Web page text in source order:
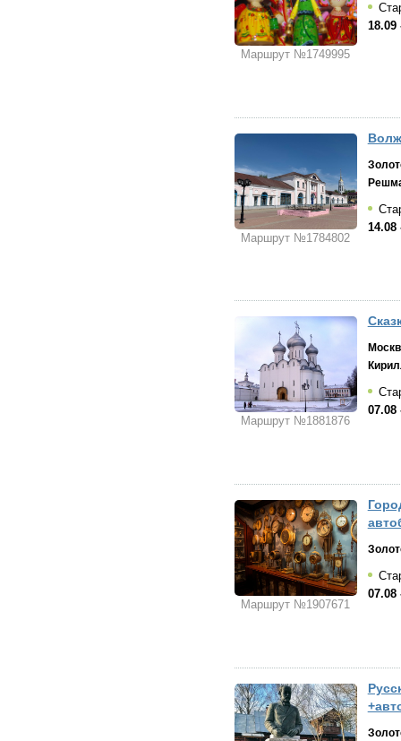
Маршрут №1749995
18.09
Маршрут №1784802
14.08
Маршрут №1881876
07.08
Маршрут №1907671
07.08